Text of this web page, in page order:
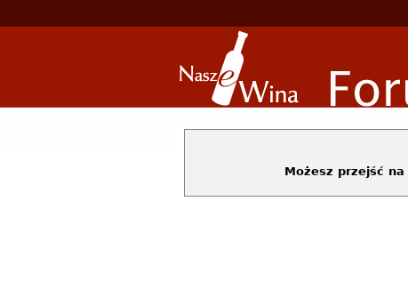
Możesz przejść na